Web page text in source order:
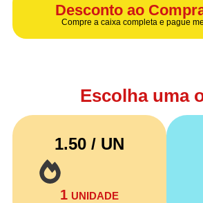
Desconto ao
Compre a caixa completa e pague
Escolha uma
1.50 / UN
1 UNIDADE